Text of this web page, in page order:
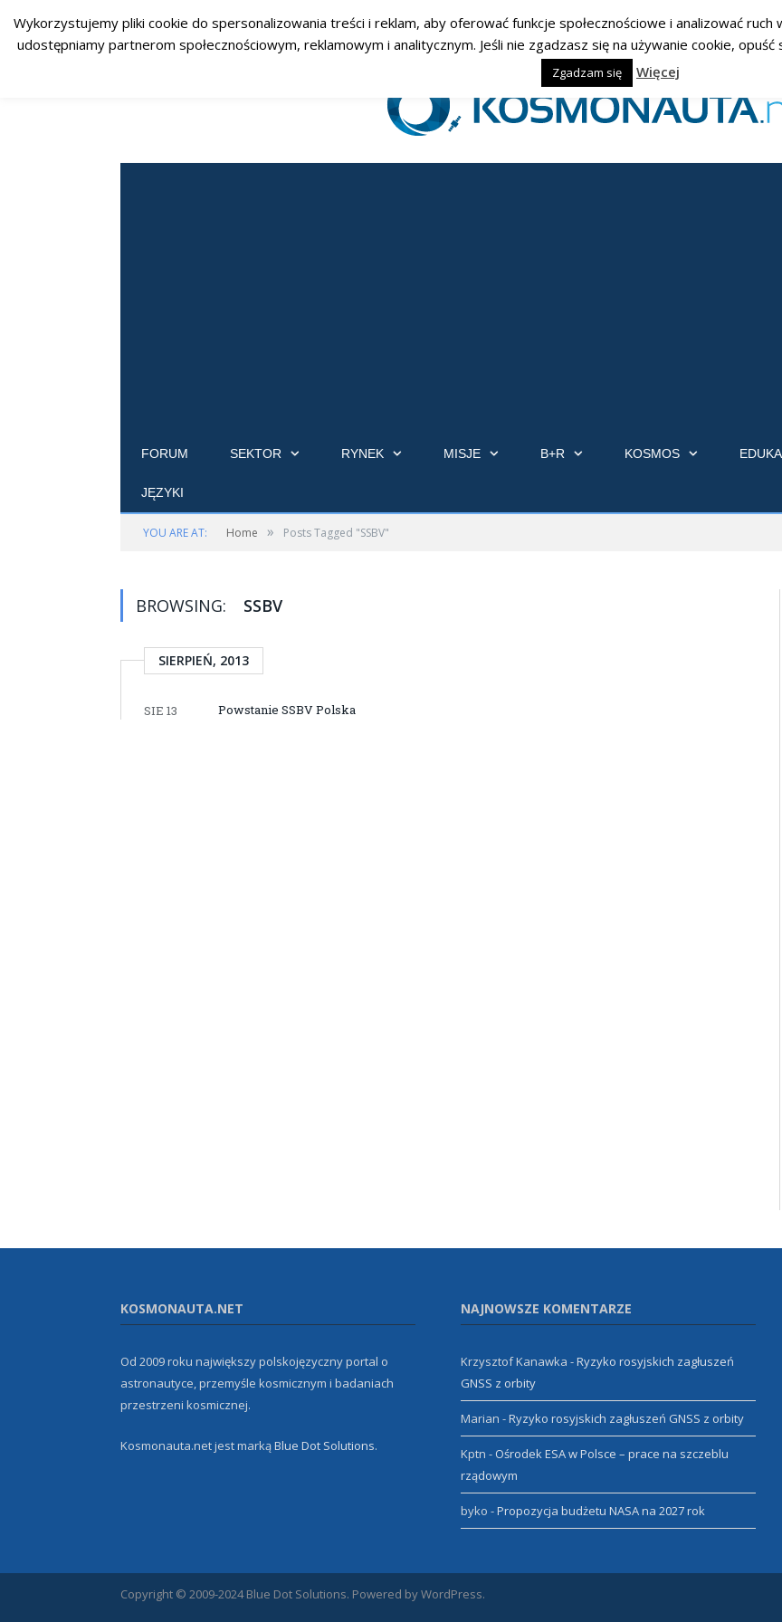
FORUM SEKTOR RYNEK MISJE B+R KOSMOS
JĘZYKI
YOU ARE AT: Home » Posts Tagged "SSBV"
BROWSING: SSBV
SIERPIEŃ, 2013
SIE 13 Powstanie SSBV Polska
KOSMONAUTA.NET
Od 2009 roku największy polskojęzyczny portal o
astronautyce, przemyśle kosmicznym i badaniach
przestrzeni kosmicznej.
Kosmonauta.net jest markąBlue Dot Solutions.
NAJNOWSZE KOMENTARZE
Krzysztof Kanawka -Ryzyko rosyjskich zagłuszeń
GNSS z orbity
Marian -Ryzyko rosyjskich zagłuszeń GNSS z orbity
Kptn - Ośrodek ESA w Polsce – prace na szczeblu
rządowym
byko -Propozycja budżetu NASA na 2027 rok
Copyright © 2009-2024 Blue Dot Solutions. Powered by WordPress.
Wykorzystujemy pliki cookie do spersonalizowania treści i reklam, aby oferować funkcje społecznościowe i analizować
udostępniamy partnerom społecznościowym, reklamowym i analitycznym. Jeśli nie zgadzasz się na używanie cookie,
Zgadzam się Więcej